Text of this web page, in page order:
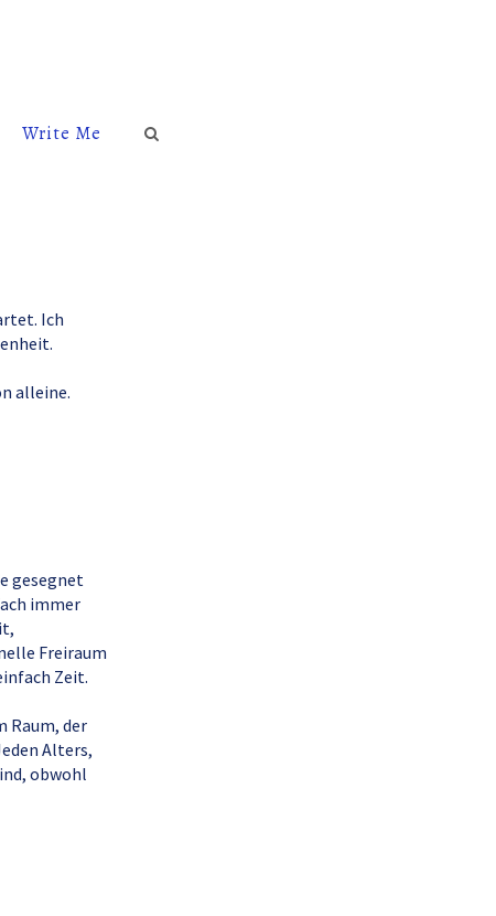
Write Me
Ich
alleine.
gesegnet
immer
Freiraum
Zeit.
Raum, der
Alters,
obwohl